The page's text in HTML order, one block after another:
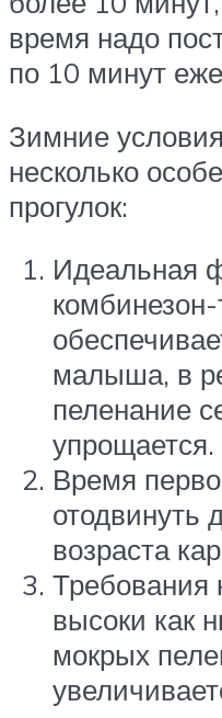
время надо
по 10 минут
Зимние
несколько
прогулок:
Идеальная
малыша, в
пеленание
упрощается.
Время
отодвинуть
возраста
Требования
высоки как
мокрых